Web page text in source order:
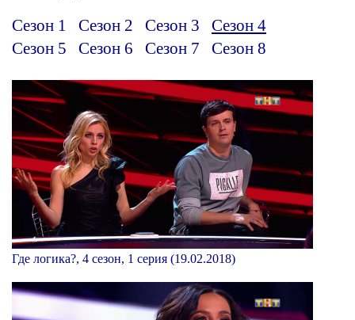
Сезон 1 Сезон 2 Сезон 3
Сезон 4
Сезон 5
Сезон 6 Сезон 7 Сезон 8
Где логика?, 4 сезон, 1 серия (19.02.2018)